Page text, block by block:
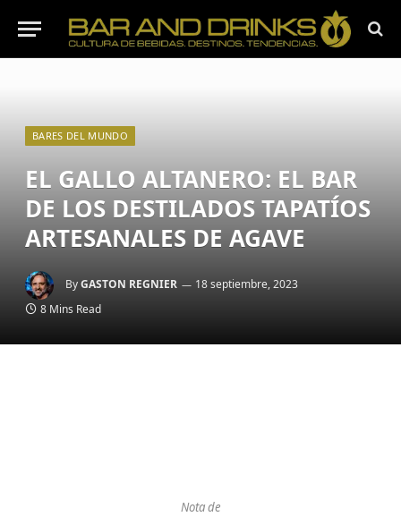
BARES DEL MUNDO
EL GALLO ALTANERO: EL BAR
DE LOS DESTILADOS TAPATÍOS
ARTESANALES DE AGAVE
ByGASTON REGNIER
18 septiembre, 2023
8 Mins Read
Nota de